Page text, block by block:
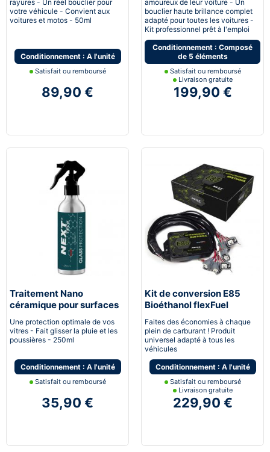
rayures - Un réel bouclier pour
votre véhicule - Convient aux
voitures et motos - 50ml
Conditionnement : A l'unité
Satisfait ou remboursé
89,90 €
amoureux de leur voiture - Un
bouclier haute brillance complet
adapté pour toutes les voitures -
Kit professionnel prêt à l'emploi
Conditionnement : Composé
de 5 éléments
Satisfait ou remboursé
Livraison gratuite
199,90 €
Traitement Nano
céramique pour surfaces
Une protection optimale de vos
vitres - Fait glisser la pluie et les
poussières - 250ml
Conditionnement : A l'unité
Satisfait ou remboursé
35,90 €
Kit de conversion E85
Bioéthanol flexFuel
converter
Faites des économies à chaque
plein de carburant ! Produit
universel adapté à tous les
véhicules
Conditionnement : A l'unité
Satisfait ou remboursé
Livraison gratuite
229,90 €